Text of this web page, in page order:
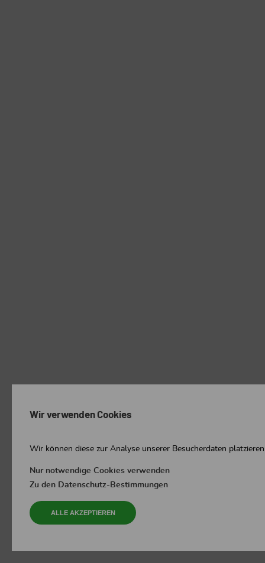
Wir verwenden Cookies
Wir können diese zur Analyse unserer Besucherdaten
Nur notwendige Cookies verwenden
Zu den Datenschutz-Bestimmungen
ALLE AKZEPTIEREN